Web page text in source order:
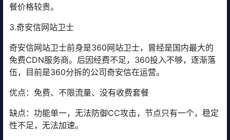
餐价格较贵。
3.奇安信网站卫士
奇安信网站卫士前身是360网站卫士，曾经是国内最大的
免费CDN服务商。后因经费不足，360投入不够，逐渐落
伍，目前是360分拆的公司奇安信在运营。
优点：免费、不限流量、没有收费套餐
缺点：功能单一，无法防御CC攻击，节点只有一个，稳定
性不足，无法加速。